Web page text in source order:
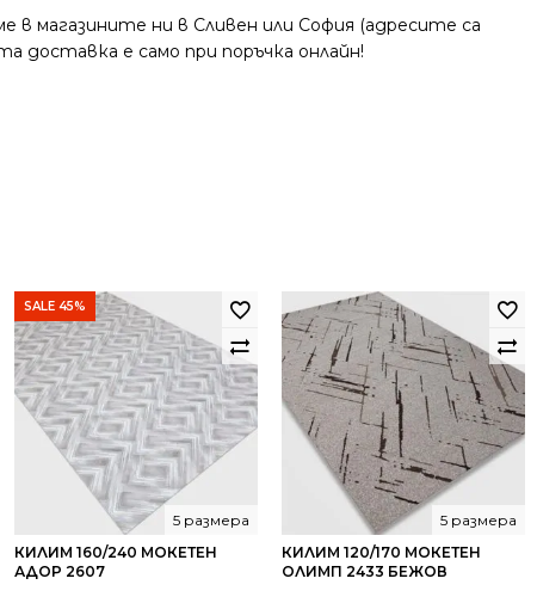
магазините ни в Сливен или София (адресите са
доставка е само при поръчка онлайн!
SALE 45%
КИЛИМ 160/240 МОКЕТЕН
АДОР 2607
5 размера
КИЛИМ 120/170 МОКЕТЕН
ОЛИМП 2433 БЕЖОВ
5 размера